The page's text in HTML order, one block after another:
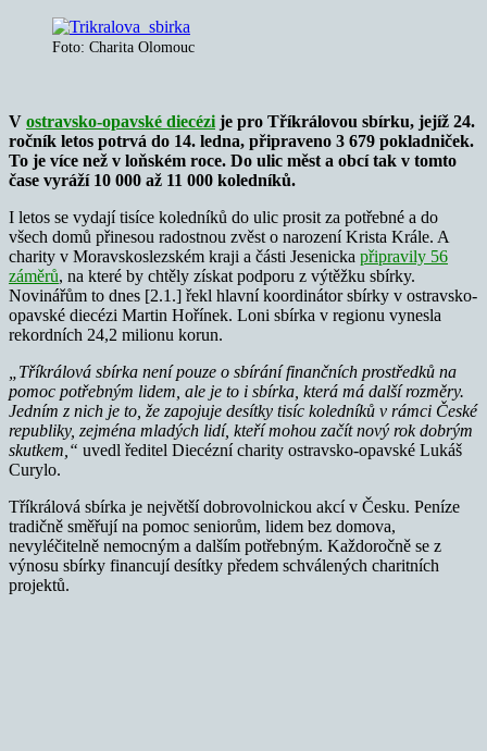
Foto: Charita Olomouc
V ostravsko-opavské diecézi je pro Tříkrálovou sbírku, jejíž 24.
ročník letos potrvá do 14. ledna, připraveno 3 679 pokladniček.
To je více než v loňském roce. Do ulic měst a obcí tak v tomto
čase vyráží 10 000 až 11 000 koledníků.
I letos se vydají tisíce koledníků do ulic prosit za potřebné a do
všech domů přinesou radostnou zvěst o narození Krista Krále. A
charity v Moravskoslezském kraji a části Jesenicka připravily 56
záměrů, na které by chtěly získat podporu z výtěžku sbírky.
Novinářům to dnes [2.1.] řekl hlavní koordinátor sbírky v ostravsko-
opavské diecézi Martin Hořínek. Loni sbírka v regionu vynesla
rekordních 24,2 milionu korun.
„Tříkrálová sbírka není pouze o sbírání finančních prostředků na
pomoc potřebným lidem, ale je to i sbírka, která má další rozměry.
Jedním z nich je to, že zapojuje desítky tisíc koledníků v rámci České
republiky, zejména mladých lidí, kteří mohou začít nový rok dobrým
skutkem,“ uvedl ředitel Diecézní charity ostravsko-opavské Lukáš
Curylo.
Tříkrálová sbírka je největší dobrovolnickou akcí v Česku. Peníze
tradičně směřují na pomoc seniorům, lidem bez domova,
nevyléčitelně nemocným a dalším potřebným. Každoročně se z
výnosu sbírky financují desítky předem schválených charitních
projektů.